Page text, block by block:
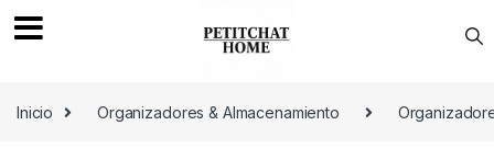
Inicio
Organizadores & Almacenamiento